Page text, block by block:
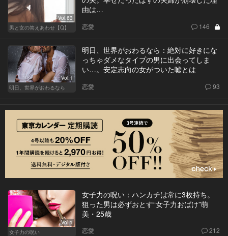
Vol.63
男と女の答えあわせ【Q】
由は…
恋愛 146
Vol.1
明日、世界がおわるなら
明日、世界がおわるなら：絶対に好きにな
っちゃダメなタイプの男に出会ってしま
い…。安定志向の女がついた嘘とは
恋愛 93
Vol.1
女子力の呪い
女子力の呪い：ハンカチは常に3枚持ち。
狙った男は必ずおとす“女子力おばけ”萌
美・25歳
恋愛 212